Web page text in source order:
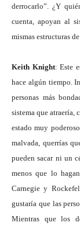
derrocarlo”. ¿Y
cuenta, apoyan al
mismas estructuras
Keith Knight: Este
hace algún tiempo.
personas más
sistema que atraería,
estado muy
malvada, querrías
pueden sacar ni un
menos que lo
Carnegie y
gustaría que las
Mientras que los